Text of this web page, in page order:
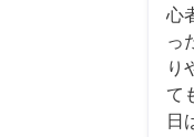
心
っ
り
て
日